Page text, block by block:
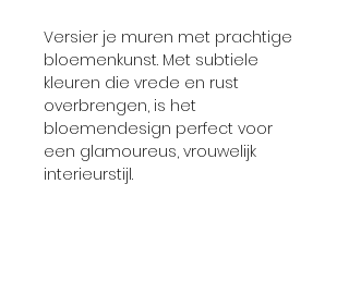
Versier je muren met prachtige
bloemenkunst. Met subtiele
kleuren die vrede en rust
overbrengen, is het
bloemendesign perfect voor
een glamoureus, vrouwelijk
interieurstijl.